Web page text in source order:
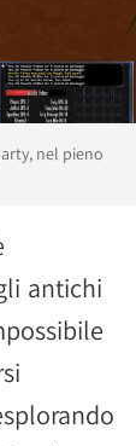
nel pieno
antichi